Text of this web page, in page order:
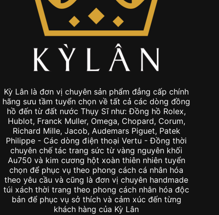
Kỳ Lân là đơn vị chuyên sản phẩm đẳng cấp chính
hãng sưu tầm tuyển chọn về tất cả các dòng đồng
hồ đến từ đất nước Thụy Sĩ như: Đồng hồ Rolex,
Hublot, Franck Muller, Omega, Chopard, Corum,
Richard Mille, Jacob, Audemars Piguet, Patek
Philippe - Các dòng điện thoại Vertu - Đồng thời
chuyên chế tác trang sức từ vàng nguyên khối
Au750 và kim cương hột xoàn thiên nhiên tuyển
chọn để phục vụ theo phong cách cá nhân hóa
theo yêu cầu và cũng là đơn vị chuyên handmade
túi xách thời trang theo phong cách nhân hóa độc
bản để phục vụ sở thích và cảm xúc đến từng
khách hàng của Kỳ Lân